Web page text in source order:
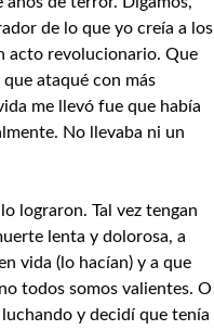
de lo que yo creía a los
acto revolucionario. Que
ataqué con más
me llevó fue que había
No llevaba ni un
lograron. Tal vez tengan
lenta y dolorosa, a
vida (lo hacían) y a que
todos somos valientes. O
y decidí que tenía